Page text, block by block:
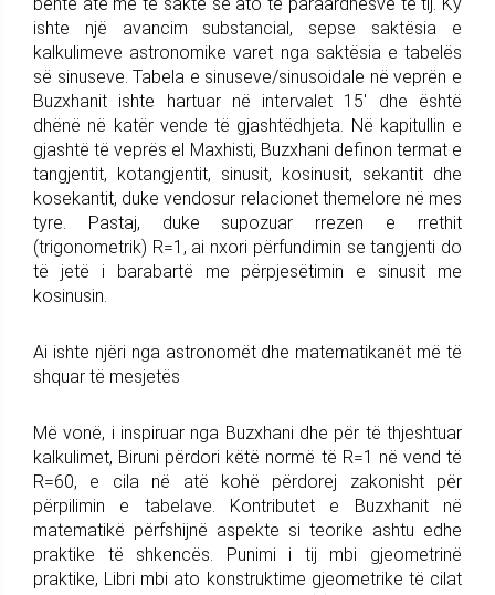
ishte një avancim substancial, sepse saktësia e
kalkulimeve astronomike varet nga saktësia e tabelës
së sinuseve. Tabela e sinuseve/sinusoidale në veprën e
Buzxhanit ishte hartuar në intervalet 15' dhe është
dhënë në katër vende të gjashtëdhjeta. Në kapitullin e
gjashtë të veprës el Maxhisti, Buzxhani definon termat e
tangjentit, kotangjentit, sinusit, kosinusit, sekantit dhe
kosekantit, duke vendosur relacionet themelore në mes
tyre. Pastaj, duke supozuar rrezen e rrethit
(trigonometrik) R=1, ai nxori përfundimin se tangjenti do
të jetë i barabartë me përpjesëtimin e sinusit me
kosinusin.
Ai ishte njëri nga astronomët dhe matematikanët më të
shquar të mesjetës
Më vonë, i inspiruar nga Buzxhani dhe për të thjeshtuar
kalkulimet, Biruni përdori këtë normë të R=1 në vend të
R=60, e cila në atë kohë përdorej zakonisht për
përpilimin e tabelave. Kontributet e Buzxhanit në
matematikë përfshijnë aspekte si teorike ashtu edhe
praktike të shkencës. Punimi i tij mbi gjeometrinë
praktike, Libri mbi ato konstruktime gjeometrike të cilat